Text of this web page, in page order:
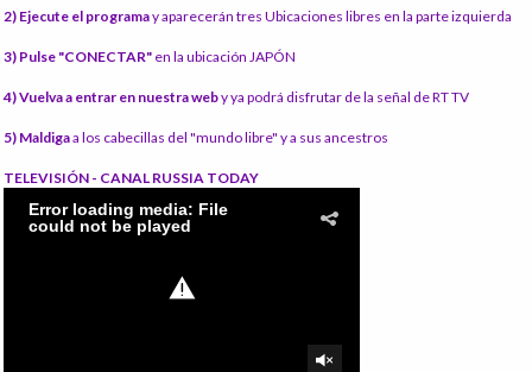
2) Ejecute el programay aparecerán tres Ubicaciones libres en la parte izquierda
3) Pulse "CONECTAR" en la ubicación JAPÓN
4) Vuelva a entrar en nuestra weby ya podrá disfrutar de la señal de RT TV
5) Maldigaa los cabecillas del "mundo libre" y a sus ancestros
TELEVISIÓN - CANAL RUSSIA TODAY